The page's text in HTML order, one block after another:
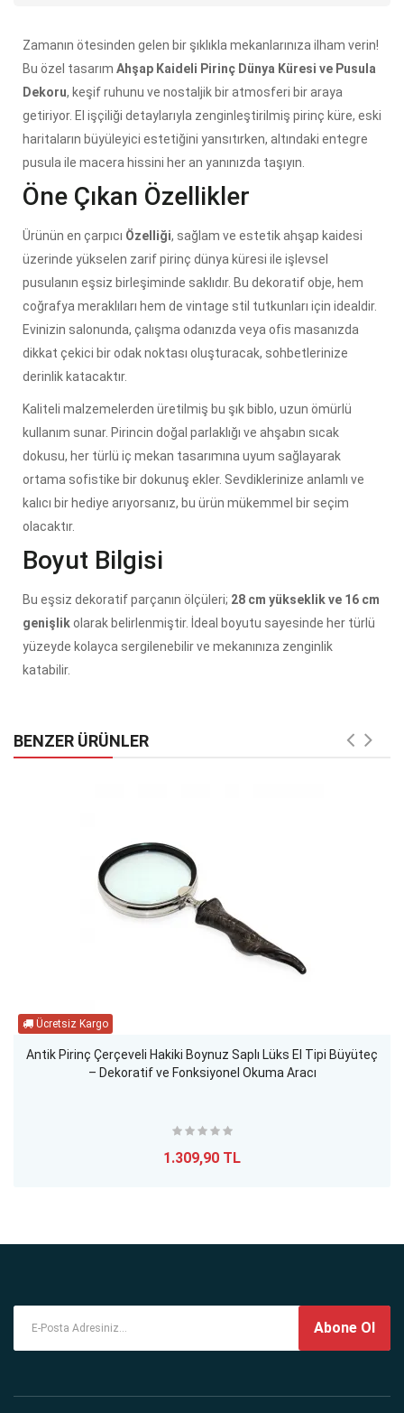
Zamanın ötesinden gelen bir şıklıkla mekanlarınıza ilham verin!
Bu özel tasarım Ahşap Kaideli Pirinç Dünya Küresi ve Pusula
Dekoru, keşif ruhunu ve nostaljik bir atmosferi bir araya
getiriyor. El işçiliği detaylarıyla zenginleştirilmiş pirinç küre, eski
haritaların büyüleyici estetiğini yansıtırken, altındaki entegre
pusula ile macera hissini her an yanınızda taşıyın.
Öne Çıkan Özellikler
Ürünün en çarpıcı Özelliği, sağlam ve estetik ahşap kaidesi
üzerinde yükselen zarif pirinç dünya küresi ile işlevsel
pusulanın eşsiz birleşiminde saklıdır. Bu dekoratif obje, hem
coğrafya meraklıları hem de vintage stil tutkunları için idealdir.
Evinizin salonunda, çalışma odanızda veya ofis masanızda
dikkat çekici bir odak noktası oluşturacak, sohbetlerinize
derinlik katacaktır.
Kaliteli malzemelerden üretilmiş bu şık biblo, uzun ömürlü
kullanım sunar. Pirincin doğal parlaklığı ve ahşabın sıcak
dokusu, her türlü iç mekan tasarımına uyum sağlayarak
ortama sofistike bir dokunuş ekler. Sevdiklerinize anlamlı ve
kalıcı bir hediye arıyorsanız, bu ürün mükemmel bir seçim
olacaktır.
Boyut Bilgisi
Bu eşsiz dekoratif parçanın ölçüleri; 28 cm yükseklik ve 16 cm
genişlikolarak belirlenmiştir. İdeal boyutu sayesinde her türlü
yüzeyde kolayca sergilenebilir ve mekanınıza zenginlik
katabilir.
BENZER ÜRÜNLER
Antik Pirinç Çerçeveli Hakiki Boynuz Saplı Lüks El Tipi Büyüteç
– Dekoratif ve Fonksiyonel Okuma Aracı
1.309,90 TL
Abone Ol